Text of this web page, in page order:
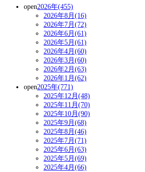
open2026年(455)
2026年8月(16)
2026年7月(72)
2026年6月(61)
2026年5月(61)
2026年4月(60)
2026年3月(60)
2026年2月(63)
2026年1月(62)
open2025年(771)
2025年12月(48)
2025年11月(70)
2025年10月(90)
2025年9月(68)
2025年8月(46)
2025年7月(71)
2025年6月(63)
2025年5月(69)
2025年4月(66)